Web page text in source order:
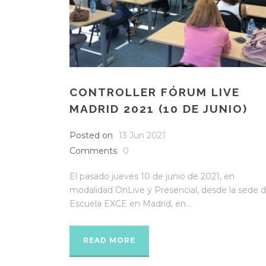
CONTROLLER FÓRUM LIVE
MADRID 2021 (10 DE JUNIO)
Posted on
13 Jun 2021
Comments
0
El pasado jueves 10 de junio de 2021, en
modalidad OnLive y Presencial, desde la sede
Escuela EXCE en Madrid, en...
READ MORE